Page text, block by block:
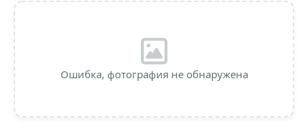
Ошибка, фотография не обнаружена